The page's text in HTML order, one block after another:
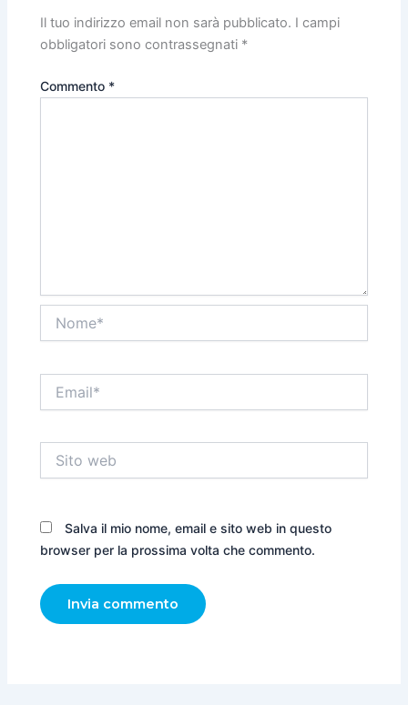
Il tuo indirizzo email non sarà pubblicato. I campi
obbligatori sono contrassegnati *
Commento *
web
Salva il mio nome, email e sito web in questo
browser per la prossima volta che commento.